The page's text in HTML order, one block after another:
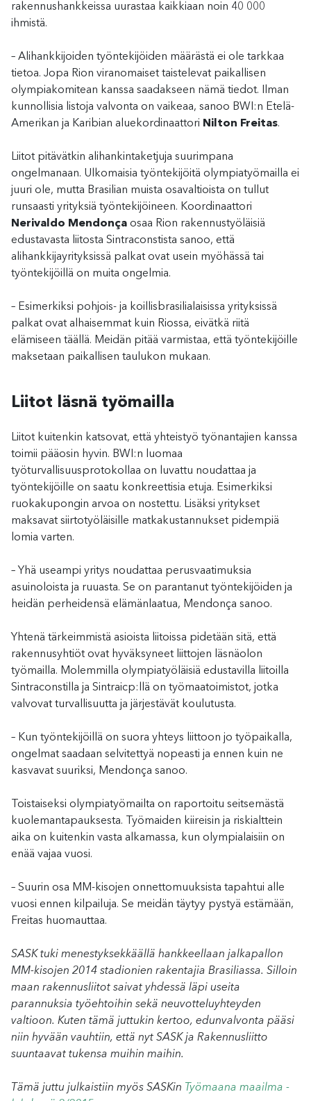
rakennushankkeissa uurastaa kaikkiaan noin 40 000
ihmistä.
– Alihankkijoiden työntekijöiden määrästä ei ole tarkkaa
tietoa. Jopa Rion viranomaiset taistelevat paikallisen
olympiakomitean kanssa saadakseen nämä tiedot. Ilman
kunnollisia listoja valvonta on vaikeaa, sanoo BWI:n Etelä-
Amerikan ja Karibian aluekordinaattori Nilton Freitas.
Liitot pitävätkin alihankintaketjuja suurimpana
ongelmanaan. Ulkomaisia työntekijöitä olympiatyömailla ei
juuri ole, mutta Brasilian muista osavaltioista on tullut
runsaasti yrityksiä työntekijöineen. Koordinaattori
Nerivaldo Mendonça osaa Rion rakennustyöläisiä
edustavasta liitosta Sintraconstista sanoo, että
alihankkijayrityksissä palkat ovat usein myöhässä tai
työntekijöillä on muita ongelmia.
– Esimerkiksi pohjois- ja koillisbrasilialaisissa yrityksissä
palkat ovat alhaisemmat kuin Riossa, eivätkä riitä
elämiseen täällä. Meidän pitää varmistaa, että työntekijöille
maksetaan paikallisen taulukon mukaan.
Liitot läsnä työmailla
Liitot kuitenkin katsovat, että yhteistyö työnantajien kanssa
toimii pääosin hyvin. BWI:n luomaa
työturvallisuusprotokollaa on luvattu noudattaa ja
työntekijöille on saatu konkreettisia etuja. Esimerkiksi
ruokakupongin arvoa on nostettu. Lisäksi yritykset
maksavat siirtotyöläisille matkakustannukset pidempiä
lomia varten.
– Yhä useampi yritys noudattaa perusvaatimuksia
asuinoloista ja ruuasta. Se on parantanut työntekijöiden ja
heidän perheidensä elämänlaatua, Mendonça sanoo.
Yhtenä tärkeimmistä asioista liitoissa pidetään sitä, että
rakennusyhtiöt ovat hyväksyneet liittojen läsnäolon
työmailla. Molemmilla olympiatyöläisiä edustavilla liitoilla
Sintraconstilla ja Sintraicp:llä on työmaatoimistot, jotka
valvovat turvallisuutta ja järjestävät koulutusta.
– Kun työntekijöillä on suora yhteys liittoon jo työpaikalla,
ongelmat saadaan selvitettyä nopeasti ja ennen kuin ne
kasvavat suuriksi, Mendonça sanoo.
Toistaiseksi olympiatyömailta on raportoitu seitsemästä
kuolemantapauksesta. Työmaiden kiireisin ja riskialttein
aika on kuitenkin vasta alkamassa, kun olympialaisiin on
enää vajaa vuosi.
– Suurin osa MM-kisojen onnettomuuksista tapahtui alle
vuosi ennen kilpailuja. Se meidän täytyy pystyä estämään,
Freitas huomauttaa.
SASK tuki menestyksekkäällä hankkeellaan jalkapallon
MM-kisojen 2014 stadionien rakentajia Brasiliassa. Silloin
maan rakennusliitot saivat yhdessä läpi useita
parannuksia työehtoihin sekä neuvotteluyhteyden
valtioon. Kuten tämä juttukin kertoo, edunvalvonta pääsi
niin hyvään vauhtiin, että nyt SASK ja Rakennusliitto
suuntaavat tukensa muihin maihin.
Tämä juttu julkaistiin myös SASKin Työmaana maailma -